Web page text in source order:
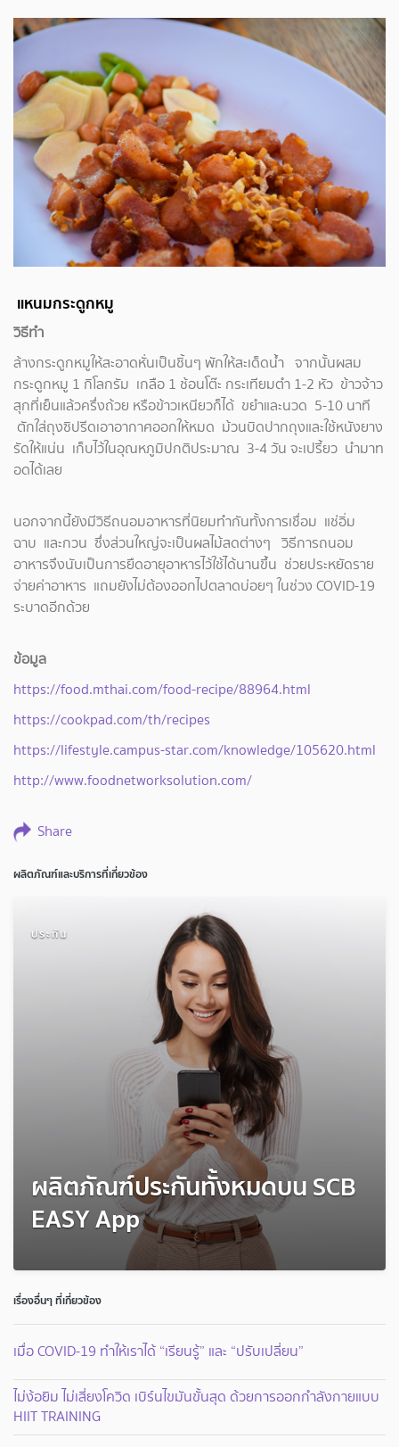
แหนมกระดูกหมู
วิธีทำ
ล้างกระดูกหมูให้สะอาดหั่นเป็นชิ้นๆ พักให้สะเด็ดน้ำ จากนั้นผสม
กระดูกหมู 1 กิโลกรัม เกลือ 1 ช้อนโต๊ะ กระเทียมตำ 1-2 หัว ข้าวจ้าว
สุกที่เย็นแล้วครึ่งถ้วย หรือข้าวเหนียวก็ได้ ขยำและนวด 5-10 นาที
ตักใส่ถุงซิปรีดเอาอากาศออกให้หมด ม้วนบิดปากถุงและใช้หนังยาง
รัดให้แน่น เก็บไว้ในอุณหภูมิปกติประมาณ 3-4 วัน จะเปรี้ยว นำมาท
อดได้เลย
นอกจากนี้ยังมีวิธีถนอมอาหารที่นิยมทำกันทั้งการเชื่อม แช่อิ่ม
ฉาบ และกวน ซึ่งส่วนใหญ่จะเป็นผลไม้สดต่างๆ วิธีการถนอม
อาหารจึงนับเป็นการยืดอายุอาหารไว้ใช้ได้นานขึ้น ช่วยประหยัดราย
จ่ายค่าอาหาร แถมยังไม่ต้องออกไปตลาดบ่อยๆ ในช่วง COVID-19
ระบาดอีกด้วย
ข้อมูล
https://food.mthai.com/food-recipe/88964.html
https://cookpad.com/th/recipes
https://lifestyle.campus-star.com/knowledge/105620.html
http://www.foodnetworksolution.com/
Share
ผลิตภัณฑ์และบริการที่เกี่ยวข้อง
ประกัน
ผลิตภัณฑ์ประกันทั้งหมดบน SCB
EASY App
เรื่องอื่นๆ ที่เกี่ยวข้อง
เมื่อ COVID-19 ทำให้เราได้ “เรียนรู้” และ “ปรับเปลี่ยน”
ไม่ง้อยิม ไม่เสี่ยงโควิด เบิร์นไขมันขั้นสุด ด้วยการออกกำลังกายแบบ
HIIT TRAINING